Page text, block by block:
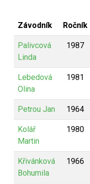
Závodník Ročník
Palivcová
Linda
1987
Lebedová
Olina
1981
Petrou Jan 1964
Kolář
Martin
1980
Křivánková
Bohumila
1966